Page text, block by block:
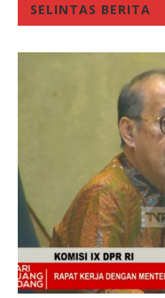
SELINTAS BERITA